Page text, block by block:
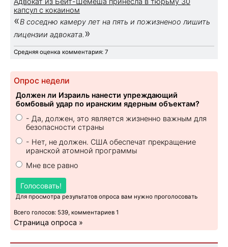
капсул с кокаином
«В соседню камеру лет на пять и пожизненоо лишить
лицензии адвоката. »
Средняя оценка комментария: 7
Опрос недели
Должен ли Израиль нанести упреждающий
бомбовый удар по иранским ядерным объектам?
- Да, должен, это является жизненно важным для
безопасности страны
- Нет, не должен. США обеспечат прекращение
иранской атомной программы
Мне все равно
Голосовать!
Для просмотра результатов опроса вам нужно проголосовать
Всего голосов: 539, комментариев 1
Страница опроса »